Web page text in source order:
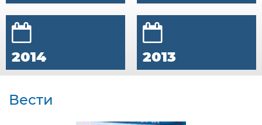
2014 2013
Вести